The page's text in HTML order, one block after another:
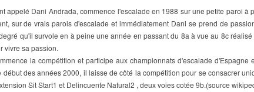
appelé Dani Andrada, commence l'escalade en 1988 sur une petite paroi
sur de vrais parois d'escalade et immédiatement Dani se prend de
qu'il survole en à peine une année en passant du 8a à vue au 8c
vivre sa passion.
la compétition et participe aux championnats d'escalade
des années 2000, il laisse de côté la compétition pour se consacrer
Sit Start1 et Delincuente Natural2 , deux voies cotée 9b.(source